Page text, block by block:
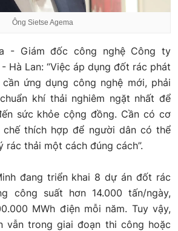
Ông Sietse Agema
- Giám đốc công nghệ Công ty
Hà Lan: “Việc áp dụng đốt rác phát
ứng dụng công nghệ mới, phải
khí thải nghiêm ngặt nhất để
sức khỏe cộng đồng. Cần có cơ
thích hợp để người dân có thể
rác thải một cách đúng cách”.
đang triển khai 8 dự án đốt rác
công suất hơn 14.000 tấn/ngày,
MWh điện mỗi năm. Tuy vậy,
vẫn trong giai đoạn thi công hoặc